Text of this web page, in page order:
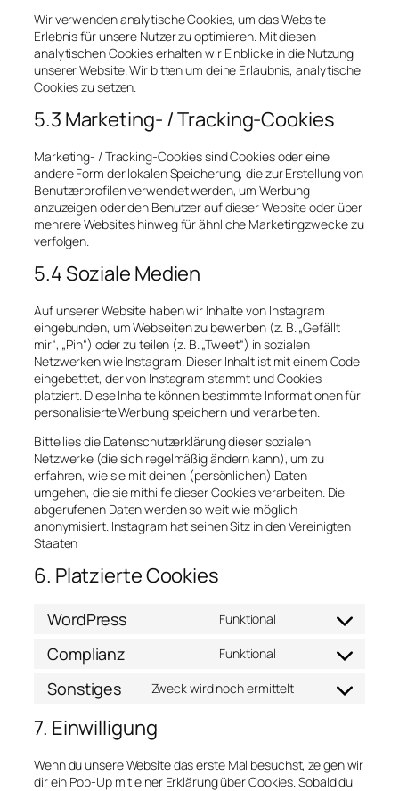
Wir verwenden analytische Cookies, um das Website-
Erlebnis für unsere Nutzer zu optimieren. Mit diesen
analytischen Cookies erhalten wir Einblicke in die Nutzung
unserer Website. Wir bitten um deine Erlaubnis, analytische
Cookies zu setzen.
5.3 Marketing- / Tracking-Cookies
Marketing- / Tracking-Cookies sind Cookies oder eine
andere Form der lokalen Speicherung, die zur Erstellung von
Benutzerprofilen verwendet werden, um Werbung
anzuzeigen oder den Benutzer auf dieser Website oder über
mehrere Websites hinweg für ähnliche Marketingzwecke zu
verfolgen.
5.4 Soziale Medien
Auf unserer Website haben wir Inhalte von Instagram
eingebunden, um Webseiten zu bewerben (z. B. „Gefällt
mir“, „Pin“) oder zu teilen (z. B. „Tweet“) in sozialen
Netzwerken wie Instagram. Dieser Inhalt ist mit einem Code
eingebettet, der von Instagram stammt und Cookies
platziert. Diese Inhalte können bestimmte Informationen für
personalisierte Werbung speichern und verarbeiten.
Bitte lies die Datenschutzerklärung dieser sozialen
Netzwerke (die sich regelmäßig ändern kann), um zu
erfahren, wie sie mit deinen (persönlichen) Daten
umgehen, die sie mithilfe dieser Cookies verarbeiten. Die
abgerufenen Daten werden so weit wie möglich
anonymisiert. Instagram hat seinen Sitz in den Vereinigten
Staaten
6. Platzierte Cookies
WordPress Funktional
Complianz Funktional
service
Sonstiges Zweck wird noch ermittelt
Consent
7. Einwilligung
Wenn du unsere Website das erste Mal besuchst, zeigen wir
dir ein Pop-Up mit einer Erklärung über Cookies. Sobald du